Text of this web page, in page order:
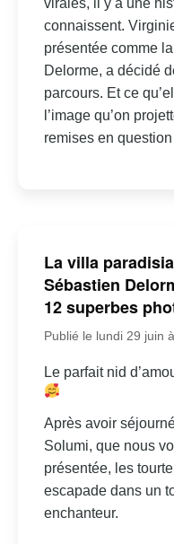
virales, il y a une
connaissent.
présentée comme
Delorme, a décidé
parcours. Et ce
l’image qu’on
remises en
La villa
Sébastien
12 superbes
Publié le lundi 29 juin
Le parfait nid
Après avoir
Solumi, que nous
présentée, les
escapade dans un
enchanteur.